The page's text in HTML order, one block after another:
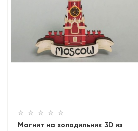
Магнит на холодильник 3D из